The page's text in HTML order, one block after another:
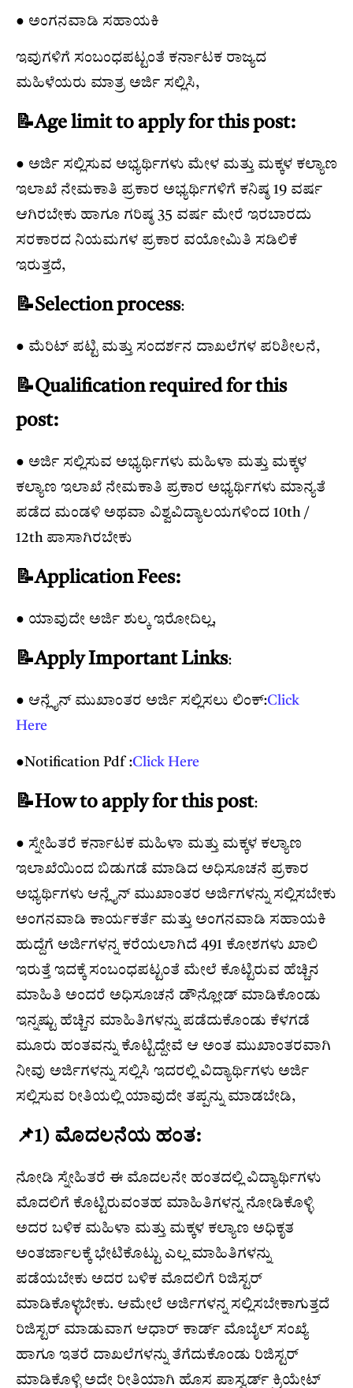
● ಅಂಗನವಾಡಿ ಸಹಾಯಕಿ
ಇವುಗಳಿಗೆ ಸಂಬಂಧಪಟ್ಟಂತೆ ಕರ್ನಾಟಕ ರಾಜ್ಯದ
ಮಹಿಳೆಯರು ಮಾತ್ರ ಅರ್ಜಿ ಸಲ್ಲಿಸಿ,
📝Age limit to apply for this post:
● ಅರ್ಜಿ ಸಲ್ಲಿಸುವ ಅಭ್ಯರ್ಥಿಗಳು ಮೇಳ ಮತ್ತು ಮಕ್ಕಳ ಕಲ್ಯಾಣ
ಇಲಾಖೆ ನೇಮಕಾತಿ ಪ್ರಕಾರ ಅಭ್ಯರ್ಥಿಗಳಿಗೆ ಕನಿಷ್ಠ 19 ವರ್ಷ
ಆಗಿರಬೇಕು ಹಾಗೂ ಗರಿಷ್ಠ 35 ವರ್ಷ ಮೇರೆ ಇರಬಾರದು
ಸರಕಾರದ ನಿಯಮಗಳ ಪ್ರಕಾರ ವಯೋಮಿತಿ ಸಡಿಲಿಕೆ
ಇರುತ್ತದೆ,
📝Selection process:
● ಮೆರಿಟ್ ಪಟ್ಟಿ ಮತ್ತು ಸಂದರ್ಶನ ದಾಖಲೆಗಳ ಪರಿಶೀಲನೆ,
📝Qualification required for this
post:
● ಅರ್ಜಿ ಸಲ್ಲಿಸುವ ಅಭ್ಯರ್ಥಿಗಳು ಮಹಿಳಾ ಮತ್ತು ಮಕ್ಕಳ
ಕಲ್ಯಾಣ ಇಲಾಖೆ ನೇಮಕಾತಿ ಪ್ರಕಾರ ಅಭ್ಯರ್ಥಿಗಳು ಮಾನ್ಯತೆ
ಪಡೆದ ಮಂಡಳಿ ಅಥವಾ ವಿಶ್ವವಿದ್ಯಾಲಯಗಳಿಂದ 10th /
12th ಪಾಸಾಗಿರಬೇಕು
📝Application Fees:
● ಯಾವುದೇ ಅರ್ಜಿ ಶುಲ್ಕ ಇರೋದಿಲ್ಲ,
📝Apply Important Links:
● ಆನ್ಲೈನ್ ಮುಖಾಂತರ ಅರ್ಜಿ ಸಲ್ಲಿಸಲು ಲಿಂಕ್:Click
Here
●Notification Pdf :Click Here
📝How to apply for this post:
● ಸ್ನೇಹಿತರೆ ಕರ್ನಾಟಕ ಮಹಿಳಾ ಮತ್ತು ಮಕ್ಕಳ ಕಲ್ಯಾಣ
ಇಲಾಖೆಯಿಂದ ಬಿಡುಗಡೆ ಮಾಡಿದ ಅಧಿಸೂಚನೆ ಪ್ರಕಾರ
ಅಭ್ಯರ್ಥಿಗಳು ಆನ್ಲೈನ್ ಮುಖಾಂತರ ಅರ್ಜಿಗಳನ್ನು ಸಲ್ಲಿಸಬೇಕು
ಅಂಗನವಾಡಿ ಕಾರ್ಯಕರ್ತೆ ಮತ್ತು ಅಂಗನವಾಡಿ ಸಹಾಯಕಿ
ಹುದ್ದೆಗೆ ಅರ್ಜಿಗಳನ್ನ ಕರೆಯಲಾಗಿದೆ 491 ಕೋಶಗಳು ಖಾಲಿ
ಇರುತ್ತೆ ಇದಕ್ಕೆ ಸಂಬಂಧಪಟ್ಟಂತೆ ಮೇಲೆ ಕೊಟ್ಟಿರುವ ಹೆಚ್ಚಿನ
ಮಾಹಿತಿ ಅಂದರೆ ಅಧಿಸೂಚನೆ ಡೌನ್ಲೋಡ್ ಮಾಡಿಕೊಂಡು
ಇನ್ನಷ್ಟು ಹೆಚ್ಚಿನ ಮಾಹಿತಿಗಳನ್ನು ಪಡೆದುಕೊಂಡು ಕೆಳಗಡೆ
ಮೂರು ಹಂತವನ್ನು ಕೊಟ್ಟಿದ್ದೇವೆ ಆ ಅಂತ ಮುಖಾಂತರವಾಗಿ
ನೀವು ಅರ್ಜಿಗಳನ್ನು ಸಲ್ಲಿಸಿ ಇದರಲ್ಲಿ ವಿದ್ಯಾರ್ಥಿಗಳು ಅರ್ಜಿ
ಸಲ್ಲಿಸುವ ರೀತಿಯಲ್ಲಿ ಯಾವುದೇ ತಪ್ಪನ್ನು ಮಾಡಬೇಡಿ,
📌1) ಮೊದಲನೆಯ ಹಂತ:
ನೋಡಿ ಸ್ನೇಹಿತರೆ ಈ ಮೊದಲನೇ ಹಂತದಲ್ಲಿ ವಿದ್ಯಾರ್ಥಿಗಳು
ಮೊದಲಿಗೆ ಕೊಟ್ಟಿರುವಂತಹ ಮಾಹಿತಿಗಳನ್ನ ನೋಡಿಕೊಳ್ಳಿ
ಅದರ ಬಳಿಕ ಮಹಿಳಾ ಮತ್ತು ಮಕ್ಕಳ ಕಲ್ಯಾಣ ಅಧಿಕೃತ
ಅಂತರ್ಜಾಲಕ್ಕೆ ಭೇಟಿಕೊಟ್ಟು ಎಲ್ಲ ಮಾಹಿತಿಗಳನ್ನು
ಪಡೆಯಬೇಕು ಅದರ ಬಳಿಕ ಮೊದಲಿಗೆ ರಿಜಿಸ್ಟರ್
ಮಾಡಿಕೊಳ್ಳಬೇಕು. ಆಮೇಲೆ ಅರ್ಜಿಗಳನ್ನ ಸಲ್ಲಿಸಬೇಕಾಗುತ್ತದೆ
ರಿಜಿಸ್ಟರ್ ಮಾಡುವಾಗ ಆಧಾರ್ ಕಾರ್ಡ್ ಮೊಬೈಲ್ ಸಂಖ್ಯೆ
ಹಾಗೂ ಇತರೆ ದಾಖಲೆಗಳನ್ನು ತೆಗೆದುಕೊಂಡು ರಿಜಿಸ್ಟರ್
ಮಾಡಿಕೊಳ್ಳಿ ಅದೇ ರೀತಿಯಾಗಿ ಹೊಸ ಪಾಸ್ವರ್ಡ್ ಕ್ರಿಯೇಟ್